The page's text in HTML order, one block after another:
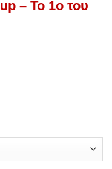
– Το 1ο του